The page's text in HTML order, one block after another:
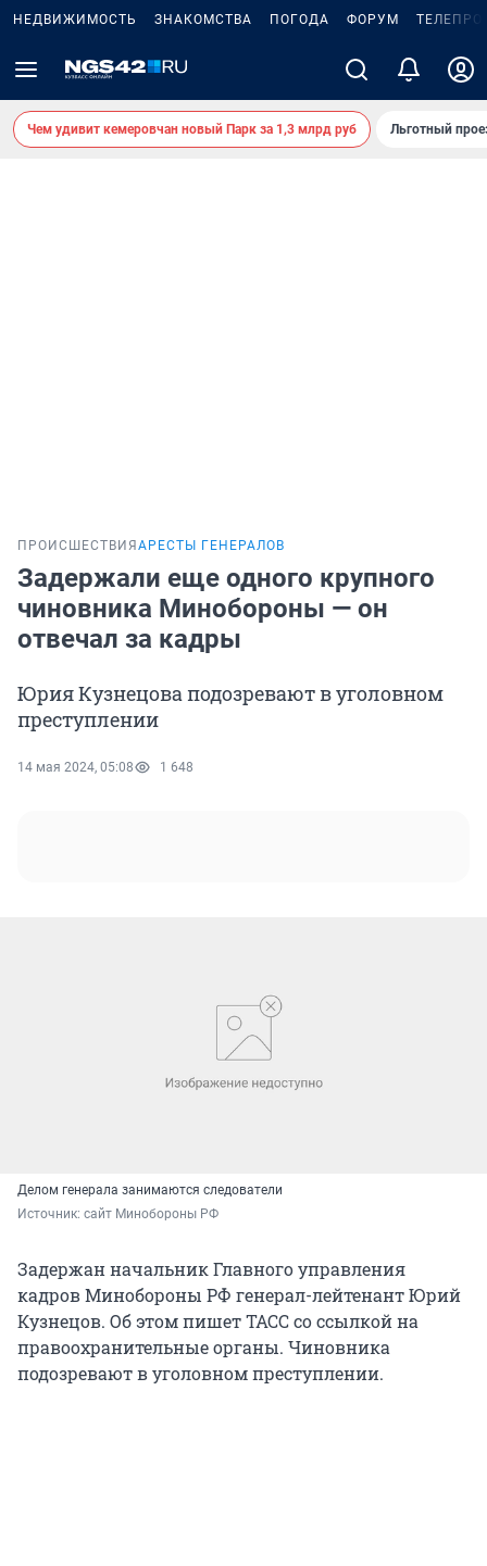
НЕДВИЖИМОСТЬ ЗНАКОМСТВА ПОГОДА ФОРУМ
Чем удивит кемеровчан новый Парк за 1,3 млрд руб Льготный
ПРОИСШЕСТВИЯ АРЕСТЫ ГЕНЕРАЛОВ
Задержали еще одного крупного
чиновника Минобороны — он
отвечал за кадры
Юрия Кузнецова подозревают в уголовном
преступлении
14 мая 2024, 05:08 1 648
Делом генерала занимаются следователи
Источник: сайт Минобороны РФ
Задержан начальник Главного управления
кадров Минобороны РФ генерал-лейтенант Юрий
Кузнецов. Об этом пишет ТАСС со ссылкой на
правоохранительные органы. Чиновника
подозревают в уголовном преступлении.